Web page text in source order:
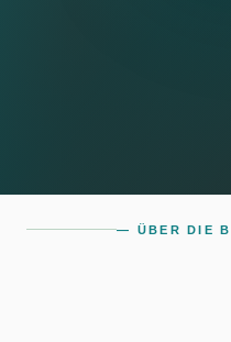
— ÜBER DIE